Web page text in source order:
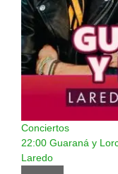
Conciertos
22:00 Guaraná y
Laredo